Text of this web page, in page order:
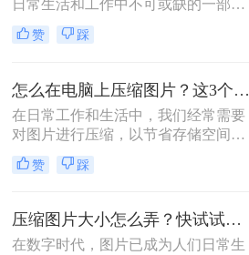
日常生活和工作中不可或缺的一部
分。无论是为了节省存储空间，还是
为了加快图片在网络上的传输速度，
进行图片压缩呢？本文将为您介绍四
种实用的图片压缩方法。
赞 踩
怎么在电脑上压缩图片？这3个压缩方法分享！
在日常工作和生活中，我们经常需要
对图片进行压缩，以节省存储空间或
加快图片上传速度。那么怎么在电脑
上压缩图片呢？本文将介绍三种在电
赞 踩
压缩图片大小怎么弄？快试试这3个压缩方法！
在数字时代，图片已成为人们日常生